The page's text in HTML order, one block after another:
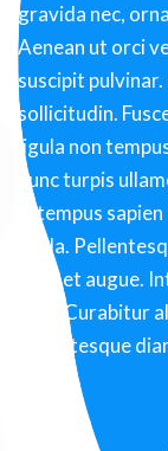
gravida nec,
Aenean ut orci
suscipit pulvinar.
sollicitudin.
ligula non
nunc turpis
in tempus
ligula.
nunc et augue.
felis. Curabitur
pellentesque